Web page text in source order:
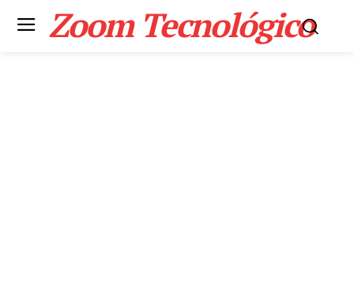
Zoom Tecnológico